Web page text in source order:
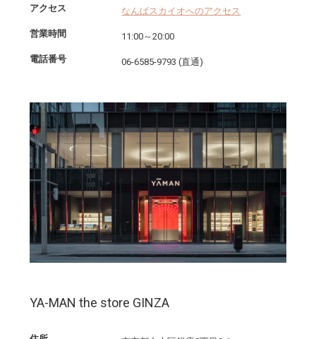
アクセス なんばスカイオへのアクセス
営業時間 11:00～20:00
電話番号 06-6585-9793 (直通)
YA-MAN the store GINZA